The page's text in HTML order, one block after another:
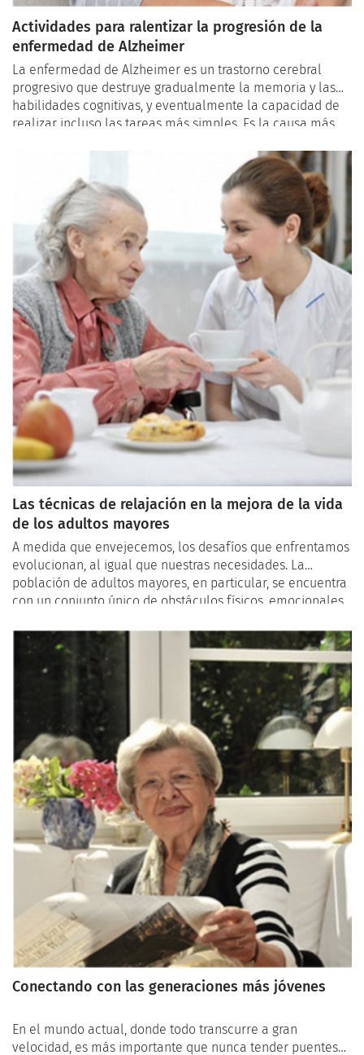
Actividades para ralentizar la progresión de la
enfermedad de Alzheimer
La enfermedad de Alzheimer es un trastorno cerebral
progresivo que destruye gradualmente la memoria y las
habilidades cognitivas, y eventualmente la capacidad de
realizar incluso las tareas más simples. Es la causa más
actualmente no existe cura para el Alzheimer, varias
actividades y cambios en el estilo de vida se han
demostrado eficaces para ralentizar su progresión,
mejorando la calidad de vida de los afectados y sus
familias. En este artículo, exploraremos algunas de las
actividades más efectivas para ralentizar la progresión del
Alzheimer en los adultos mayores.
Las técnicas de relajación en la mejora de la vida
de los adultos mayores
A medida que envejecemos, los desafíos que enfrentamos
evolucionan, al igual que nuestras necesidades. La
población de adultos mayores, en particular, se encuentra
con un conjunto único de obstáculos físicos, emocionales
Sin embargo, la práctica de la atención plena y las
técnicas de relajación ha surgido como un faro de
esperanza, ofreciendo una miríada de beneficios que
pueden mejorar significativamente la calidad de vida de
los adultos mayores. En este artículo, exploraremos el
poder transformador de la atención plena y las técnicas
de relajación en la vida de los adultos mayores.
Conectando con las generaciones más jóvenes
En el mundo actual, donde todo transcurre a gran
velocidad, es más importante que nunca tender puentes